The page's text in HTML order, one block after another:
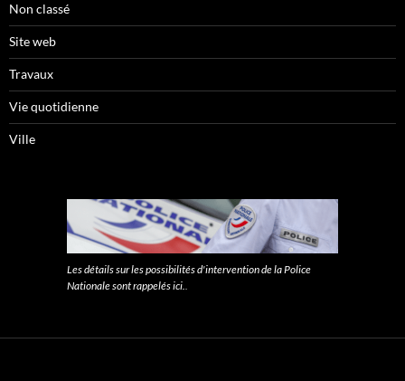
Non classé
Site web
Travaux
Vie quotidienne
Ville
Les détails sur les possibilités d'intervention de la Police
Nationale sont rappelés ici..